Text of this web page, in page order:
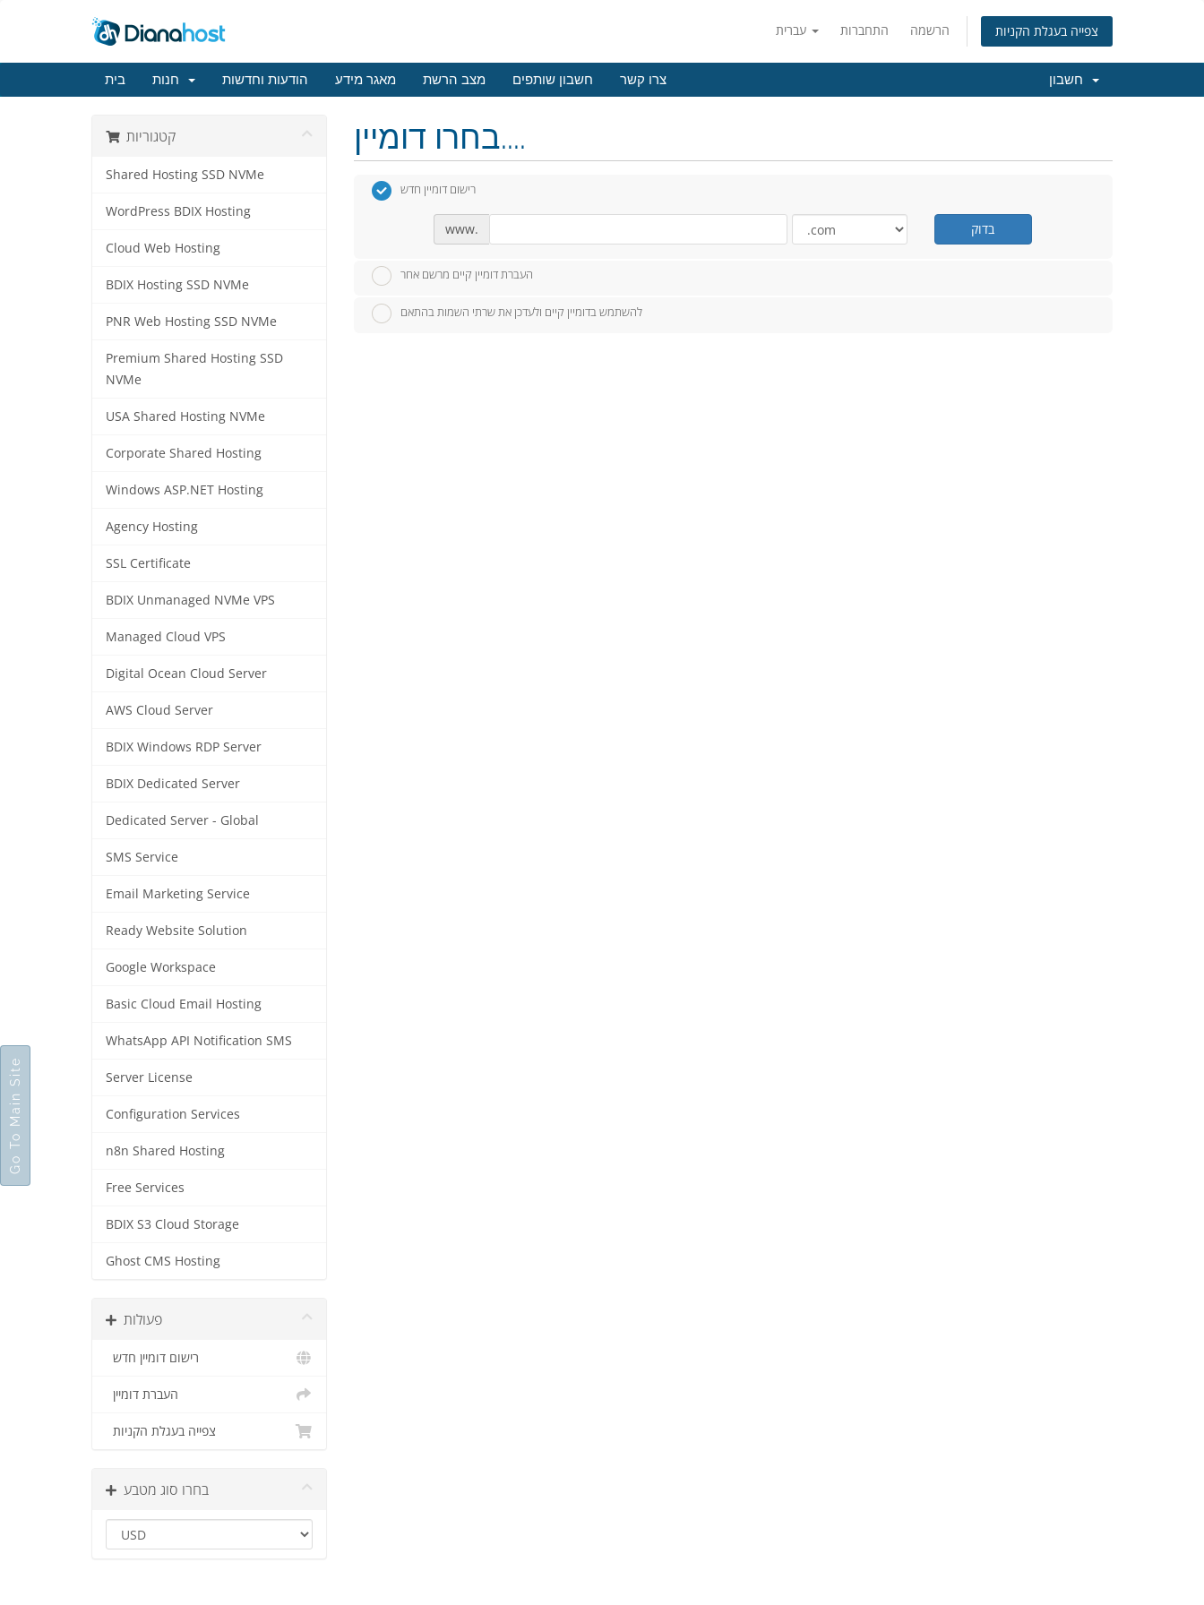
התחברות הרשמה צפייה בעגלת הקניות
בית הודעות וחדשות מאגר מידע מצב הרשת חשבון שותפים צרו קשר
קטגוריות
Shared Hosting SSD NVMe
WordPress BDIX Hosting
Cloud Web Hosting
BDIX Hosting SSD NVMe
PNR Web Hosting SSD NVMe
Premium Shared Hosting SSD
NVMe
USA Shared Hosting NVMe
Corporate Shared Hosting
Windows ASP.NET Hosting
Agency Hosting
SSL Certificate
BDIX Unmanaged NVMe VPS
Managed Cloud VPS
Digital Ocean Cloud Server
AWS Cloud Server
BDIX Windows RDP Server
BDIX Dedicated Server
Dedicated Server - Global
SMS Service
Email Marketing Service
Ready Website Solution
Google Workspace
Basic Cloud Email Hosting
WhatsApp API Notification SMS
Server License
Configuration Services
n8n Shared Hosting
Free Services
BDIX S3 Cloud Storage
Ghost CMS Hosting
פעולות
רישום דומיין חדש
העברת דומיין
צפייה בעגלת הקניות
בחרו סוג מטבע
בחרו דומיין....
רישום דומיין חדש
www. בדוק
העברת דומיין קיים מרשם אחר
להשתמש בדומיין קיים ולעדכן את שרתי השמות בהתאם
Go To Main Site